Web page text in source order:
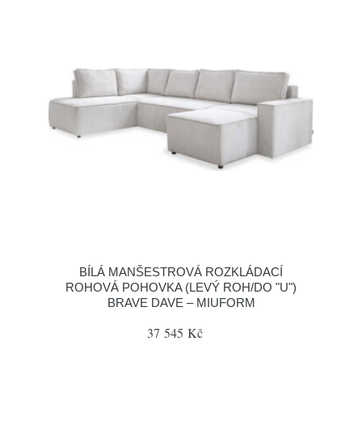
BÍLÁ MANŠESTROVÁ ROZKLÁDACÍ
ROHOVÁ POHOVKA (LEVÝ ROH/DO "U")
BRAVE DAVE – MIUFORM
37 545 Kč